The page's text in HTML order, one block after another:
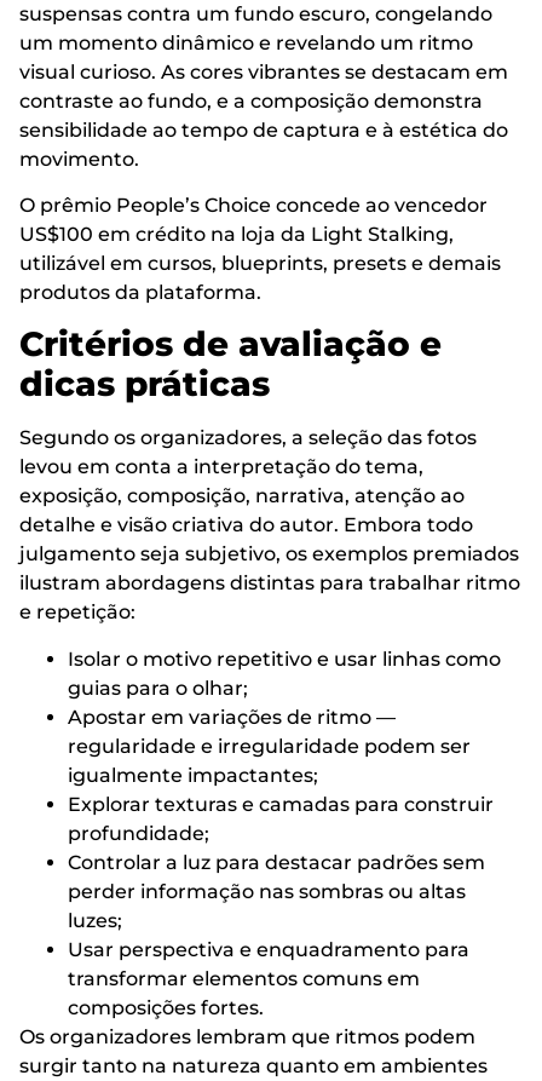
suspensas contra um fundo escuro, congelando
um momento dinâmico e revelando um ritmo
visual curioso. As cores vibrantes se destacam em
contraste ao fundo, e a composição demonstra
sensibilidade ao tempo de captura e à estética do
movimento.
O prêmio People’s Choice concede ao vencedor
US$100 em crédito na loja da Light Stalking,
utilizável em cursos, blueprints, presets e demais
produtos da plataforma.
Critérios de avaliação e
dicas práticas
Segundo os organizadores, a seleção das fotos
levou em conta a interpretação do tema,
exposição, composição, narrativa, atenção ao
detalhe e visão criativa do autor. Embora todo
julgamento seja subjetivo, os exemplos premiados
ilustram abordagens distintas para trabalhar ritmo
e repetição:
Isolar o motivo repetitivo e usar linhas como
guias para o olhar;
Apostar em variações de ritmo —
regularidade e irregularidade podem ser
igualmente impactantes;
Explorar texturas e camadas para construir
profundidade;
Controlar a luz para destacar padrões sem
perder informação nas sombras ou altas
luzes;
Usar perspectiva e enquadramento para
transformar elementos comuns em
composições fortes.
Os organizadores lembram que ritmos podem
surgir tanto na natureza quanto em ambientes